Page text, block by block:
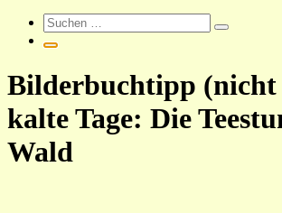
Bilderbuchtipp
kalte Tage: Die
Wald